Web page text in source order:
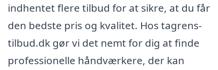
indhentet flere tilbud for at sikre, at du får
den bedste pris og kvalitet. Hos tagrens-
tilbud.dk gør vi det nemt for dig at finde
professionelle håndværkere, der kan